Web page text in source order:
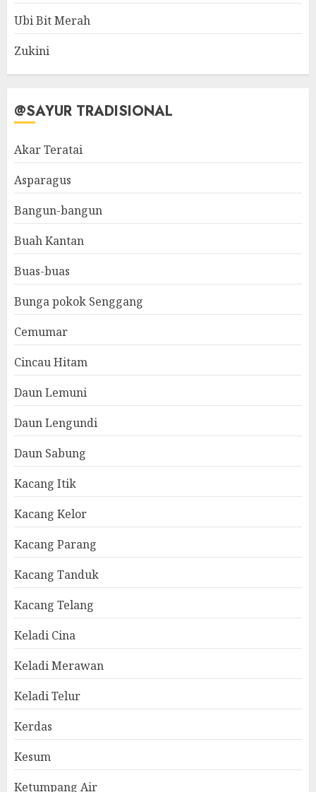
Ubi Bit Merah
Zukini
@SAYUR TRADISIONAL
Akar Teratai
Asparagus
Bangun-bangun
Buah Kantan
Buas-buas
Bunga pokok Senggang
Cemumar
Cincau Hitam
Daun Lemuni
Daun Lengundi
Daun Sabung
Kacang Itik
Kacang Kelor
Kacang Parang
Kacang Tanduk
Kacang Telang
Keladi Cina
Keladi Merawan
Keladi Telur
Kerdas
Kesum
Ketumpang Air